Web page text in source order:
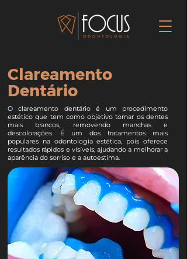
Clareamento
Dentário
O clareamento dentário é um procedimento
estético que tem como objetivo tornar os dentes
mais brancos, removendo manchas e
descolorações. É um dos tratamentos mais
populares na odontologia estética, pois oferece
resultados rápidos e visíveis, ajudando a melhorar a
aparência do sorriso e a autoestima.